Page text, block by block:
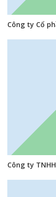
Công ty Cổ
Công ty